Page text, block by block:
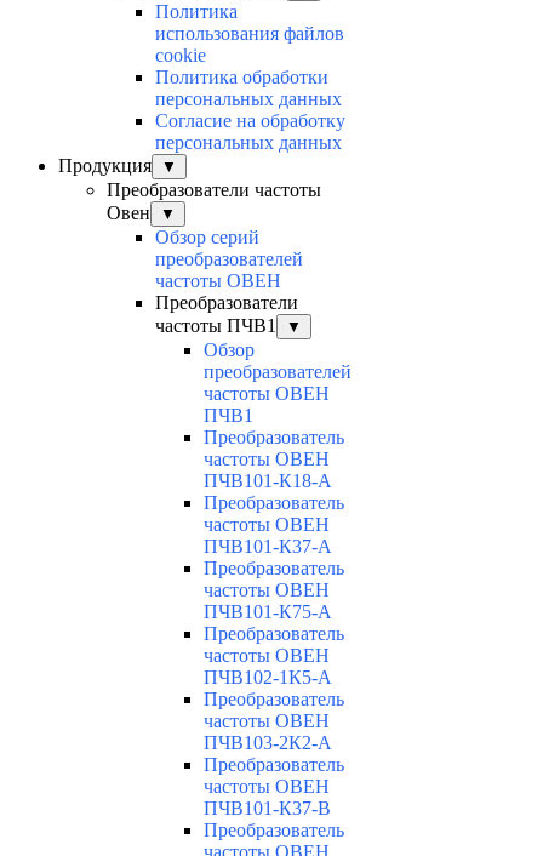
Политика
использования файлов
cookie
Политика обработки
персональных данных
Согласие на обработку
персональных данных
Продукция
▼
Преобразователи частоты
Овен
▼
Обзор серий
преобразователей
частоты ОВЕН
Преобразователи
частоты ПЧВ1
▼
Обзор
преобразователей
частоты ОВЕН
ПЧВ1
Преобразователь
частоты ОВЕН
ПЧВ101-К18-А
Преобразователь
частоты ОВЕН
ПЧВ101-К37-А
Преобразователь
частоты ОВЕН
ПЧВ101-К75-А
Преобразователь
частоты ОВЕН
ПЧВ102-1К5-А
Преобразователь
частоты ОВЕН
ПЧВ103-2К2-А
Преобразователь
частоты ОВЕН
ПЧВ101-К37-В
Преобразователь